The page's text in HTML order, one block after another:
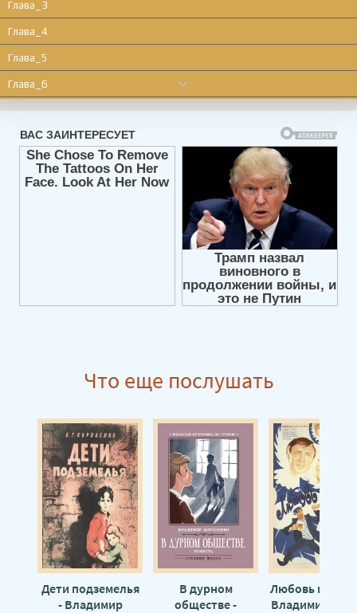
Глава_3
Глава_4
Глава_5
Глава_6
Глава_7
Глава_8
Заключение
Что еще послушать
Дети подземелья
- Владимир
В дурном
обществе -
Любовь и
Владимир